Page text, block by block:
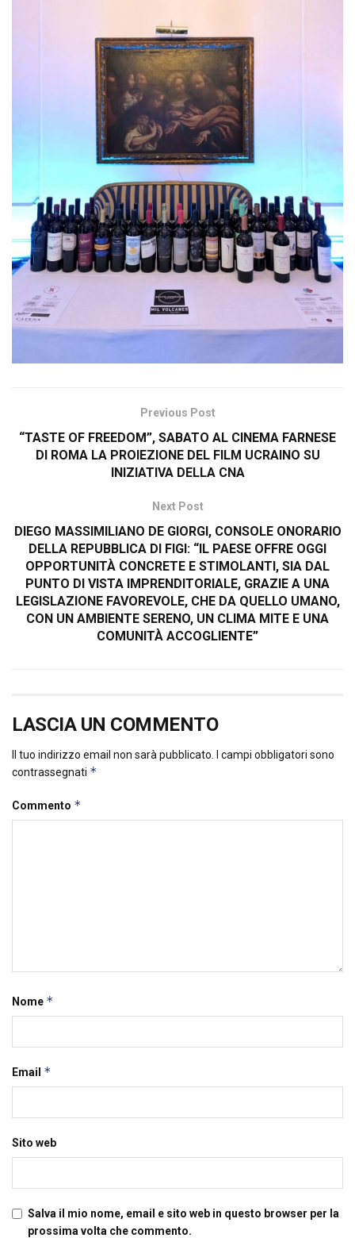
Previous Post
“TASTE OF FREEDOM”, SABATO AL CINEMA FARNESE
DI ROMA LA PROIEZIONE DEL FILM UCRAINO SU
INIZIATIVA DELLA CNA
Next Post
DIEGO MASSIMILIANO DE GIORGI, CONSOLE ONORARIO
DELLA REPUBBLICA DI FIGI: “IL PAESE OFFRE OGGI
OPPORTUNITÀ CONCRETE E STIMOLANTI, SIA DAL
PUNTO DI VISTA IMPRENDITORIALE, GRAZIE A UNA
LEGISLAZIONE FAVOREVOLE, CHE DA QUELLO UMANO,
CON UN AMBIENTE SERENO, UN CLIMA MITE E UNA
COMUNITÀ ACCOGLIENTE”
LASCIA UN COMMENTO
Il tuo indirizzo email non sarà pubblicato.
I campi obbligatori sono
contrassegnati *
Commento *
Nome *
Email *
Sito web
Salva il mio nome, email e sito web in questo browser per la
prossima volta che commento.